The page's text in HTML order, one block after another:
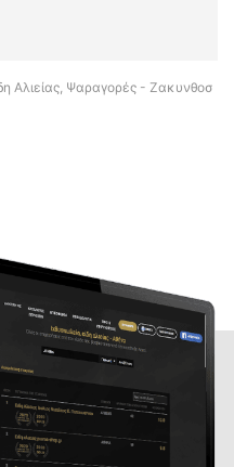
Αλιείας, Ψαραγορές - Ζακυνθοσ